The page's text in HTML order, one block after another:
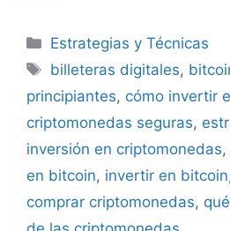
Categorías
Estrategias y Técnicas
Etiquetas
billeteras digitales,
principiantes, cómo invertir
criptomonedas seguras,
inversión en criptomonedas,
en bitcoin, invertir en bitcoin
comprar criptomonedas,